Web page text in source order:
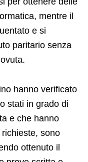
mentre il
e si
paritario senza
hanno verificato
stati in grado di
e che hanno
sono
ottenuto il